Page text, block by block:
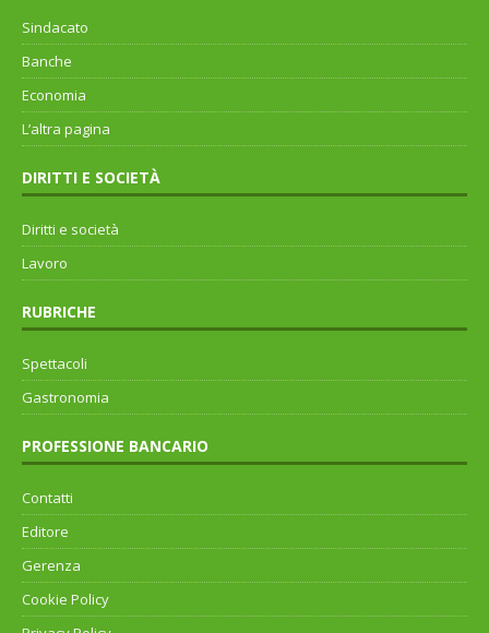
Sindacato
Banche
Economia
L’altra pagina
DIRITTI E SOCIETÀ
Diritti e società
Lavoro
RUBRICHE
Spettacoli
Gastronomia
PROFESSIONE BANCARIO
Contatti
Editore
Gerenza
Cookie Policy